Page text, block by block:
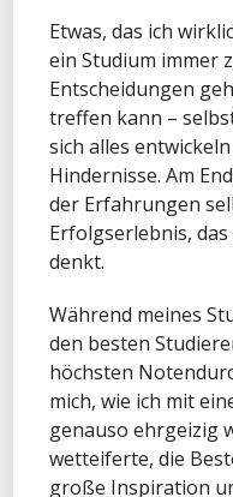
Etwas, das ich
ein Studium immer
Entscheidungen
treffen kann –
sich alles
Hindernisse. Am
der Erfahrungen
Erfolgserlebnis,
denkt.
Während meines
den besten
höchsten
mich, wie ich mit
genauso ehrgeizig
wetteiferte, die
große Inspiration